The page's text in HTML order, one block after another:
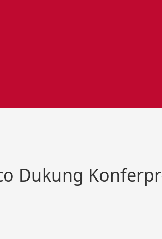
Dukung